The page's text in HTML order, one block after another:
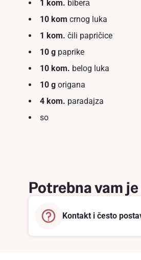
1 kom. biberа
10 kom crnog luka
1 kom. čili papričice
10 g paprike
10 kom. belоg luka
10 g origana
4 kom. paradajza
so
Potrebna vam
Kontakt i često